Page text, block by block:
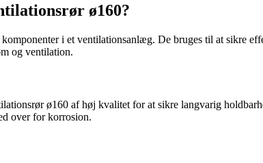
ø160?
i et ventilationsanlæg. De bruges til at sikre
og ventilation.
ø160 af høj kvalitet for at sikre langvarig
over for korrosion.